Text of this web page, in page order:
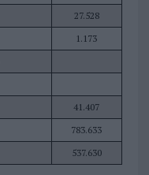
27.528
1.173
41.407
783.633
537.630